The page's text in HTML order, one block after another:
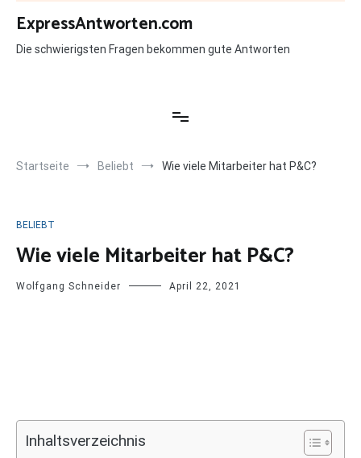
Zum
Inhalt
springen
ExpressAntworten.com
Die schwierigsten Fragen bekommen gute Antworten
Startseite Beliebt Wie viele Mitarbeiter hat P&C?
BELIEBT
Wie viele Mitarbeiter hat P&C?
Wolfgang Schneider April 22, 2021
Inhaltsverzeichnis